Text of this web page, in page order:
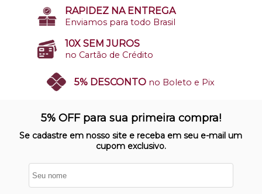
RAPIDEZ NA ENTREGA
Enviamos para todo Brasil
10X SEM JUROS
no Cartão de Crédito
5% DESCONTO no Boleto e Pix
Nosso site opera em ambiente
protegido
5% OFF para sua primeira compra!
Se cadastre em nosso site e receba em seu e-mail um
cupom exclusivo.